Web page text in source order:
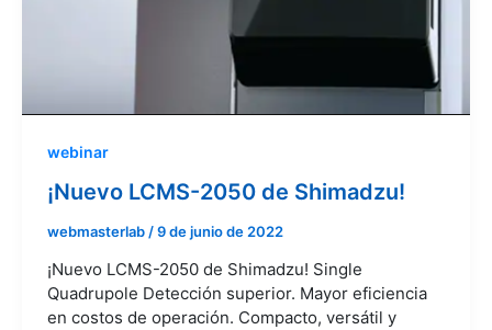
webinar
¡Nuevo LCMS-2050 de Shimadzu!
webmasterlab /9 de junio de 2022
¡Nuevo LCMS-2050 de Shimadzu! Single
Quadrupole Detección superior. Mayor eficiencia
en costos de operación. Compacto, versátil y